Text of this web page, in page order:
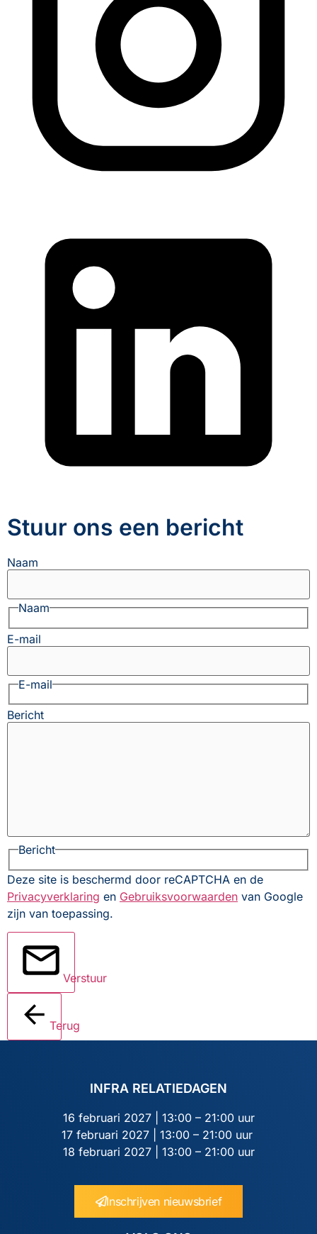
Stuur ons een bericht
Naam
Naam
E-mail
E-mail
Bericht
Bericht
Deze site is beschermd door reCAPTCHA en de
Privacyverklaring en Gebruiksvoorwaarden van Google
zijn van toepassing.
Verstuur
Terug
INFRA RELATIEDAGEN
16 februari 2027 | 13:00 – 21:00 uur
17 februari 2027 | 13:00 – 21:00 uur
18 februari 2027 | 13:00 – 21:00 uur
Inschrijven nieuwsbrief